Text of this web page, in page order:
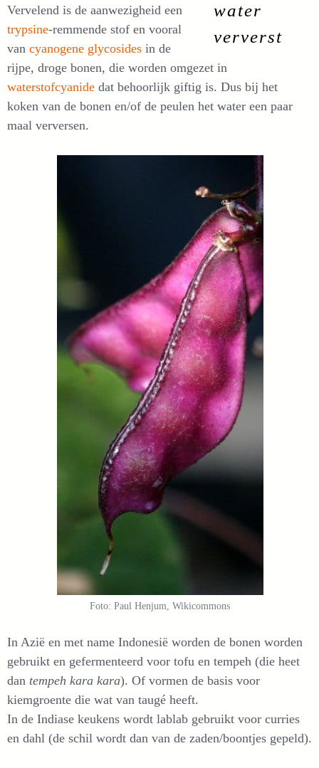
water
ververst
Vervelend is de aanwezigheid een
trypsine-remmende stof en vooral
van cyanogene glycosides in de
rijpe, droge bonen, die worden omgezet in
waterstofcyanide dat behoorlijk giftig is. Dus bij het
koken van de bonen en/of de peulen het water een paar
maal verversen.
Foto: Paul Henjum, Wikicommons
In Azië en met name Indonesië worden de bonen worden
gebruikt en gefermenteerd voor tofu en tempeh (die heet
dan tempeh kara kara). Of vormen de basis voor
kiemgroente die wat van taugé heeft.
In de Indiase keukens wordt lablab gebruikt voor curries
en dahl (de schil wordt dan van de zaden/boontjes gepeld).